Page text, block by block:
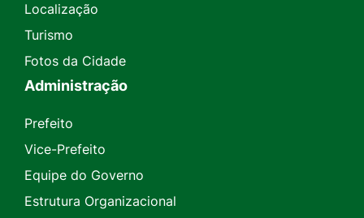
Localização
Turismo
Fotos da Cidade
Administração
Prefeito
Vice-Prefeito
Equipe do Governo
Estrutura Organizacional